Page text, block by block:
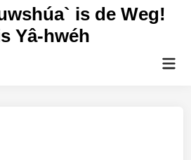
is de Weg!
Yâ-hwéh